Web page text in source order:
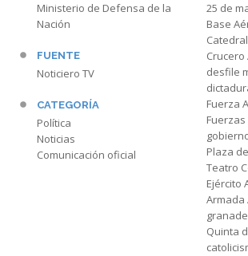
Ministerio de Defensa de la
Nación
FUENTE
Noticiero TV
CATEGORÍA
Política
Noticias
Comunicación oficial
25 de
Base
desfile
Fuerza
Plaza
Teatro
Ejército
Armada
Quinta